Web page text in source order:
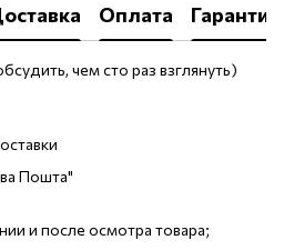
Оплата Гарантия
чем сто раз взглянуть)
Пошта"
и после осмотра товара;